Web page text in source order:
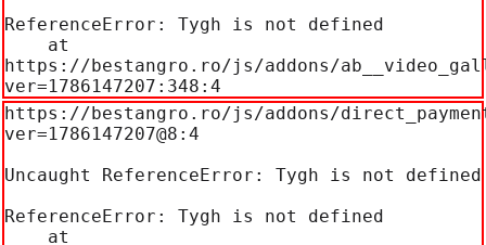
ReferenceError: Tygh is not defined
https://bestangro.ro/js/addons/
ver=1786147207:348:4
https://bestangro.ro/js/addons/
ver=1786147207@8:4
Uncaught ReferenceError: Tygh is not defined
ReferenceError: Tygh is not defined